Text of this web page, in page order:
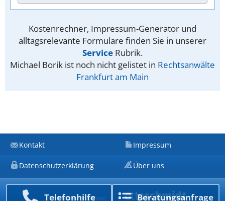
Kostenrechner, Impressum-Generator und
alltagsrelevante Formulare finden Sie in unserer
Service Rubrik.
Michael Borik ist noch nicht gelistet in Rechtsanwälte
Frankfurt am Main
Telefon­hilfe Beratungs­anfrage
Kontakt Impressum
Datenschutzerklärung Über uns
Ein Unternehmen von